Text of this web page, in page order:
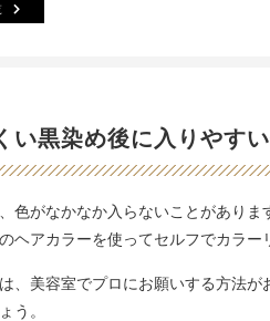
い黒染め後に入りやす
色がなかなか入らないことがあり
ヘアカラーを使ってセルフでカラー
、美容室でプロにお願いする方法
う。